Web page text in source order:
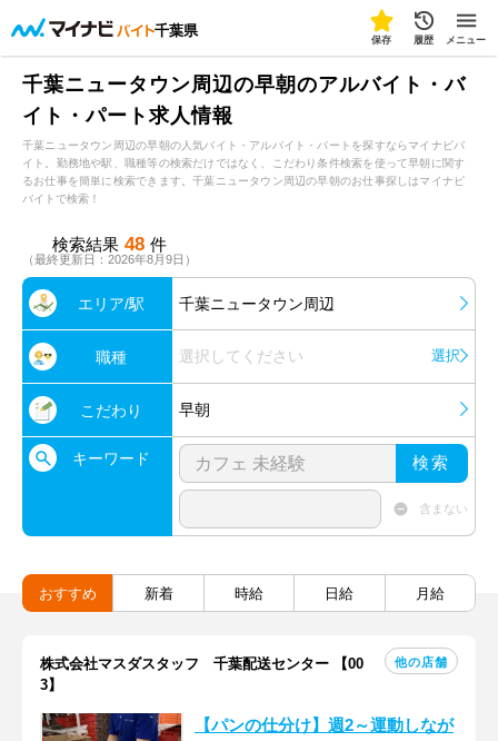
千葉県
保存 履歴 メニュー
千葉ニュータウン周辺の早朝のアルバイト・バ
イト・パート求人情報
千葉ニュータウン周辺の早朝の人気バイト・アルバイト・パートを探すならマイナビバ
イト。勤務地や駅、職種等の検索だけではなく、こだわり条件検索を使って早朝に関す
るお仕事を簡単に検索できます。千葉ニュータウン周辺の早朝のお仕事探しはマイナビ
バイトで検索！
検索結果 48 件
（最終更新日：2026年8月9日）
エリア/駅 千葉ニュータウン周辺
職種 選択してください 選択
こだわり 早朝
キーワード 検索
含まない
おすすめ 新着 時給 日給 月給
株式会社マスダスタッフ 千葉配送センター 【00
3】
他の店舗
【パンの仕分け】週2～運動しなが